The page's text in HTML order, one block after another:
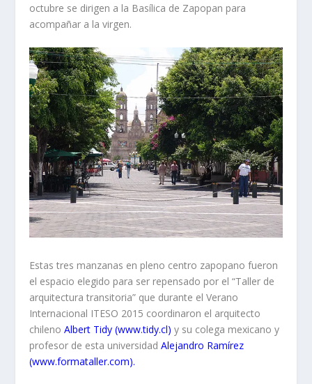
octubre se dirigen a la Basílica de Zapopan para
acompañar a la virgen.
Estas tres manzanas en pleno centro zapopano fueron
el espacio elegido para ser repensado por el “Taller de
arquitectura transitoria” que durante el Verano
Internacional ITESO 2015 coordinaron el arquitecto
chilenoAlbert Tidy (www.tidy.cl) y su colega mexicano y
profesor de esta universidadAlejandro Ramírez
(www.formataller.com).